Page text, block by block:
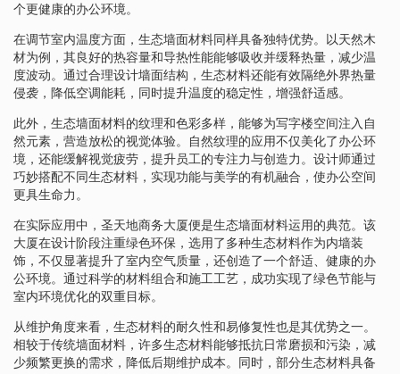
个更健康的办公环境。
在调节室内温度方面，生态墙面材料同样具备独特优势。以天然木
材为例，其良好的热容量和导热性能能够吸收并缓释热量，减少温
度波动。通过合理设计墙面结构，生态材料还能有效隔绝外界热量
侵袭，降低空调能耗，同时提升温度的稳定性，增强舒适感。
此外，生态墙面材料的纹理和色彩多样，能够为写字楼空间注入自
然元素，营造放松的视觉体验。自然纹理的应用不仅美化了办公环
境，还能缓解视觉疲劳，提升员工的专注力与创造力。设计师通过
巧妙搭配不同生态材料，实现功能与美学的有机融合，使办公空间
更具生命力。
在实际应用中，圣天地商务大厦便是生态墙面材料运用的典范。该
大厦在设计阶段注重绿色环保，选用了多种生态材料作为内墙装
饰，不仅显著提升了室内空气质量，还创造了一个舒适、健康的办
公环境。通过科学的材料组合和施工工艺，成功实现了绿色节能与
室内环境优化的双重目标。
从维护角度来看，生态材料的耐久性和易修复性也是其优势之一。
相较于传统墙面材料，许多生态材料能够抵抗日常磨损和污染，减
少频繁更换的需求，降低后期维护成本。同时，部分生态材料具备